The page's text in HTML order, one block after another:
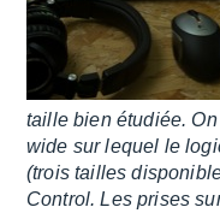
taille bien étudiée.
wide sur lequel le
(trois tailles
Control. Les prises